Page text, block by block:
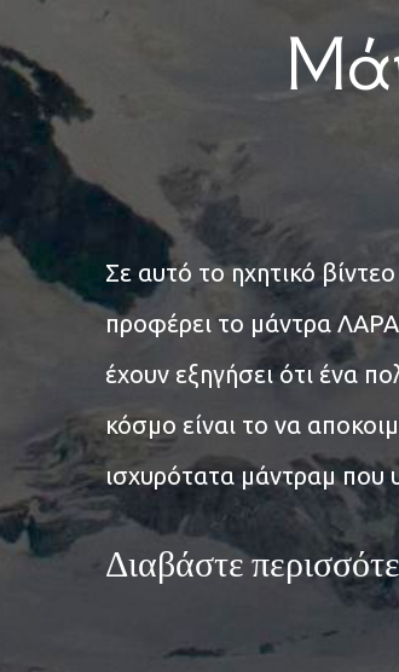
Σε αυτό το ηχητικό
προφέρει το μάντρα
έχουν εξηγήσει ότι ένα
κόσμο είναι το να
ισχυρότατα μάντραμ
Διαβάστε